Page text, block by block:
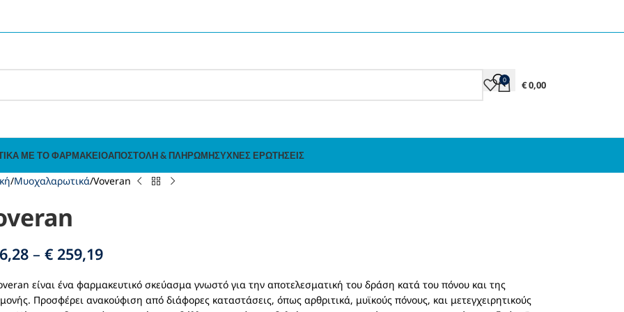
0 €0,00
ΜΕ ΤΟ ΦΑΡΜΑΚΕΊΟΑΠΟΣΤΟΛΉ & ΠΛΗΡΩΜΉΣΥΧΝΈΣ ΕΡΩΤΉΣΕΙΣ
Μυοχαλαρωτικά Voveran
– € 259,19
είναι ένα φαρμακευτικό σκεύασμα γνωστό για την αποτελεσματική του δράση κατά του πόνου και της
Προσφέρει ανακούφιση από διάφορες καταστάσεις, όπως αρθριτικά, μυϊκούς πόνους, και μετεγχειρητικούς